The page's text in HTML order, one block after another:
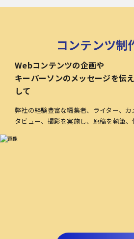
コンテンツ制
Webコンテンツの企画や
キーパーソンのメッセージを伝
して
弊社の経験豊富な編集者、ライター、
タビュー、撮影を実施し、原稿を執筆、